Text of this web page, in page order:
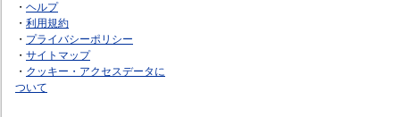
・ ヘルプ
・ 利用規約
・ プライバシーポリシー
・ サイトマップ
・ クッキー・アクセスデータに
ついて